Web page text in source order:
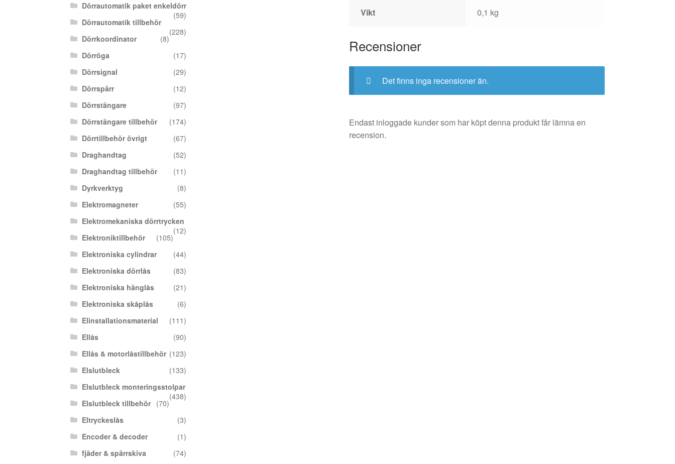
Vikt 0,1 kg
Recensioner
Det finns inga recensioner än.
Endast inloggade kunder som har köpt denna produkt får lämna en
recension.
Dörrautomatik paket enkeldörr
(59)
Dörrautomatik tillbehör
(228)
Dörrkoordinator
(8)
Dörröga
(17)
Dörrsignal
(29)
Dörrspärr
(12)
Dörrstängare
(97)
Dörrstängare tillbehör
(174)
Dörrtillbehör övrigt
(67)
Draghandtag
(52)
Draghandtag tillbehör
(11)
Dyrkverktyg
(8)
Elektromagneter
(55)
Elektromekaniska dörrtrycken
(12)
Elektroniktillbehör
(105)
Elektroniska cylindrar
(44)
Elektroniska dörrlås
(83)
Elektroniska hänglås
(21)
Elektroniska skåplås
(6)
Elinstallationsmaterial
(111)
Ellås
(90)
Ellås & motorlåstillbehör (123)
Elslutbleck
(133)
Elslutbleck monteringsstolpar
(438)
Elslutbleck tillbehör
(70)
Eltryckeslås
(3)
Encoder & decoder
(1)
fjäder & spärrskiva
(74)